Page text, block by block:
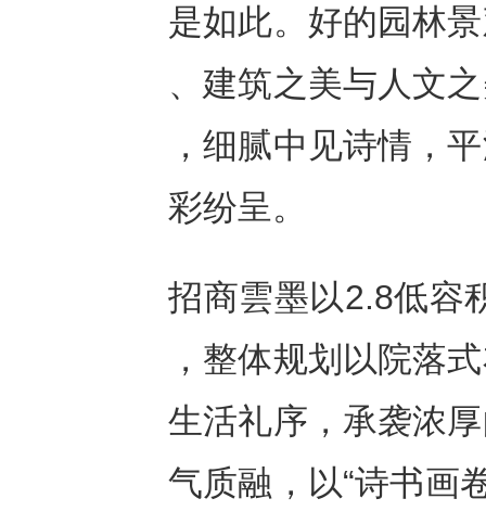
是如此。好的园林
、建筑之美与人文
，细腻中见诗情，
彩纷呈。
招商雲墨以2.8低容
，整体规划以院落
生活礼序，承袭浓
气质融，以“诗书画